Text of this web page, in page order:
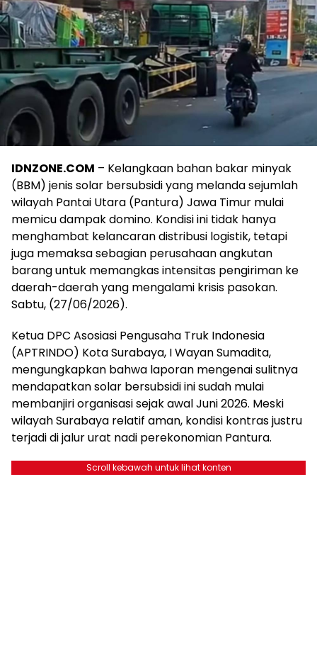
IDNZONE.COM – Kelangkaan bahan bakar minyak
(BBM) jenis solar bersubsidi yang melanda sejumlah
wilayah Pantai Utara (Pantura) Jawa Timur mulai
memicu dampak domino. Kondisi ini tidak hanya
menghambat kelancaran distribusi logistik, tetapi
juga memaksa sebagian perusahaan angkutan
barang untuk memangkas intensitas pengiriman ke
daerah-daerah yang mengalami krisis pasokan.
Sabtu, (27/06/2026).
Ketua DPC Asosiasi Pengusaha Truk Indonesia
(APTRINDO) Kota Surabaya, I Wayan Sumadita,
mengungkapkan bahwa laporan mengenai sulitnya
mendapatkan solar bersubsidi ini sudah mulai
membanjiri organisasi sejak awal Juni 2026. Meski
wilayah Surabaya relatif aman, kondisi kontras justru
terjadi di jalur urat nadi perekonomian Pantura.
Scroll kebawah untuk lihat konten